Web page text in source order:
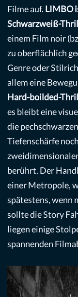
Filme auf. LIMBO
Schwarzweiß-
einem Film noir
zu oberflächlich
Genre oder
allem eine
Hard-boilded-
es bleibt eine
die
Tiefenschärfe
berührt. Der
einer Metropole,
spätestens, wenn
sollte die Story
liegen einige
spannenden